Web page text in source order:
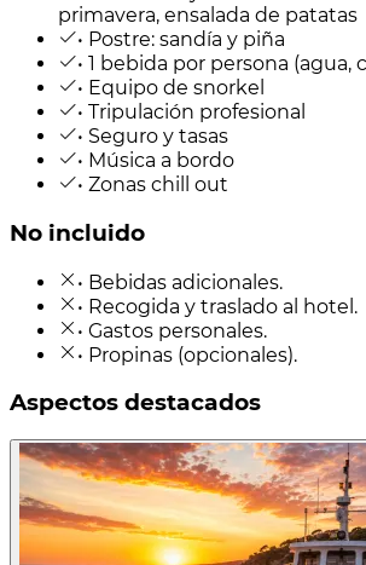
primavera, ensalada de patatas
• Postre: sandía y piña
• 1 bebida por persona (agua,
• Equipo de snorkel
• Tripulación profesional
• Seguro y tasas
• Música a bordo
• Zonas chill out
No incluido
• Bebidas adicionales.
• Recogida y traslado al hotel.
• Gastos personales.
• Propinas (opcionales).
Aspectos destacados